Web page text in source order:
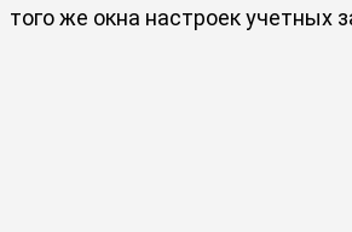
того же окна настроек учетных